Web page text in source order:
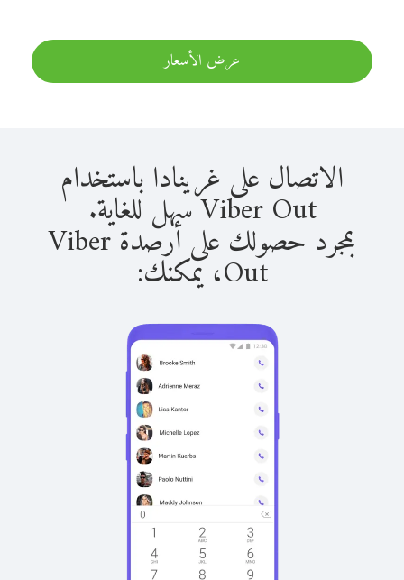
عرض الأسعار
الاتصال على غرينادا باستخدام
Viber Out سهل للغاية.
بمجرد حصولك على أرصدة Viber
Out، يمكنك: